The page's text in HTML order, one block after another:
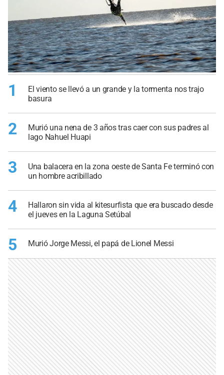
1
El viento se llevó a un grande y la tormenta nos trajo
basura
2
Murió una nena de 3 años tras caer con sus padres al
lago Nahuel Huapi
3
Una balacera en la zona oeste de Santa Fe terminó con
un hombre acribillado
4
Hallaron sin vida al kitesurfista que era buscado desde
el jueves en la Laguna Setúbal
5 Murió Jorge Messi, el papá de Lionel Messi